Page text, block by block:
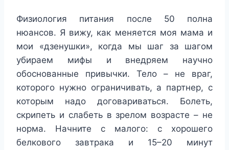
Физиология питания после 50 полна
нюансов. Я вижу, как меняется моя мама и
мои «дзенушки», когда мы шаг за шагом
убираем мифы и внедряем научно
обоснованные привычки. Тело – не враг,
которого нужно ограничивать, а партнер, с
которым надо договариваться. Болеть,
скрипеть и слабеть в зрелом возрасте – не
норма. Начните с малого: с хорошего
белкового завтрака и 15–20 минут